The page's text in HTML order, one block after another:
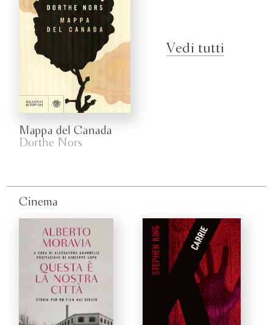
Mappa del Canada
Dorthe Nors
Vedi tutti
Cinema